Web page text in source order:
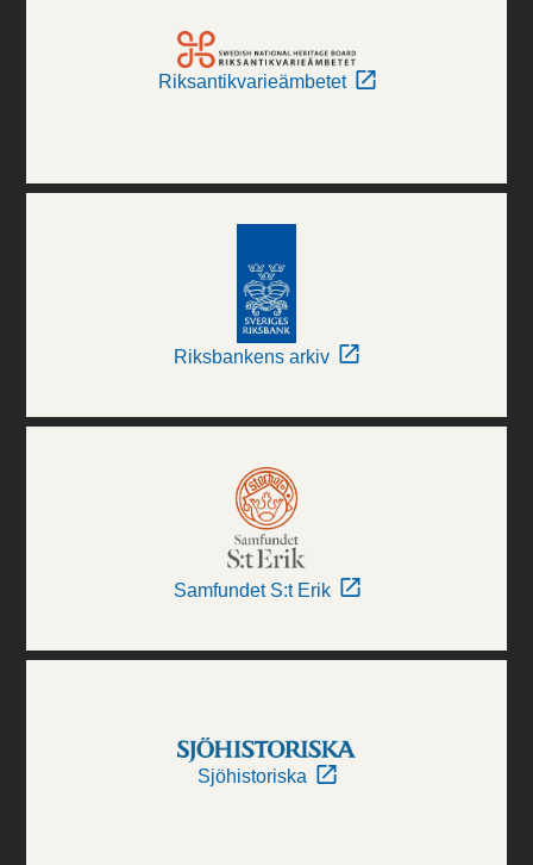
Riksantikvarieämbetet
Riksbankens arkiv
Samfundet S:t Erik
Sjöhistoriska